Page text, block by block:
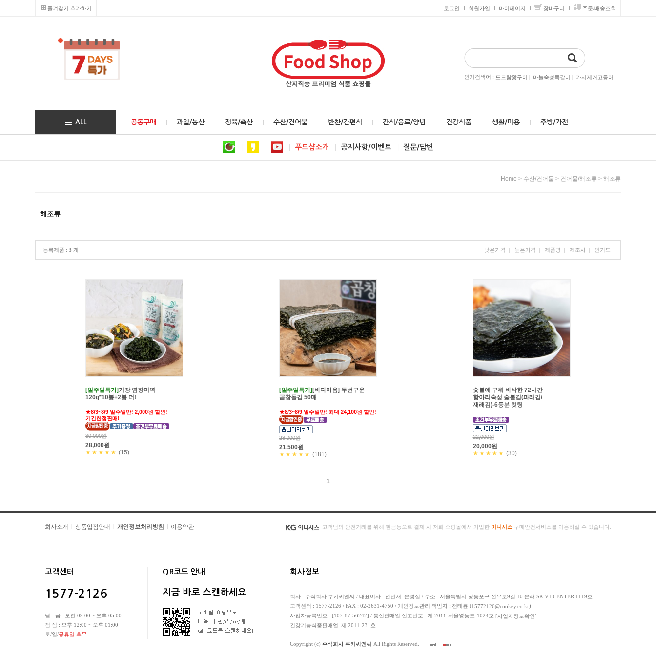
즐겨찾기 추가하기 로그인 회원가입 마이페이지 장바구니 주문/배송조회
인기검색어 : 도드람왕구이 | 마늘숙성쪽갈비 | 가시제거고등어
ALL 공동구매 과일/농산 정육/축산 수산/건어물 반찬/간편식 간식/음료/양념 건강식품 생활/미용 주방/가전
푸드샵소개 공지사항/이벤트 질문/답변
Home > 수산/건어물 > 건어물/해조류 > 해조류
해조류
등록제품 : 3 개 낮은가격 높은가격 제품명 제조사 인기도
[일주일특가]기장 염장미역
120g*10봉+2봉 더!
★8/3~8/9 일주일만! 2,000원 할인!
기간한정판매!
30,000원
28,000원
★★★★★ (15)
[일주일특가] [바다마음] 두번구운
곱창돌김 50매
★8/3~8/9 일주일만! 최대 24,100원 할인!
28,000원
21,500원
★★★★★ (181)
숯불에 구워 바삭한 72시간
항아리숙성 숯불김(파래김/
재래김)-6등분 컷팅
22,000원
20,000원
★★★★★ (30)
1
회사소개 상품입점안내 개인정보처리방침 이용약관 고객님의 안전거래를 위해 현금등으로 결제 시 저희 쇼핑몰에서 가입한 이니시스 구매안전서비스를 이용하실 수 있습니다.
고객센터
1577-2126
월 - 금 : 오전 09:00 ~ 오후 05:00
점 심 : 오후 12:00 ~ 오후 01:00
토/일/공휴일 휴무
QR코드 안내
지금 바로 스캔하세요
회사정보
회사 : 주식회사 쿠키씨엔씨 / 대표이사 : 안민재, 문성실 / 주소 : 서울특별시 영등포구 선유로9길 10 문래 SK V1 CENTER 1119호
고객센터 : 1577-2126 / FAX : 02-2631-4750 / 개인정보관리 책임자 : 전태륜 (15772126@cookey.co.kr)
사업자등록번호 : [107-87-56242] / 통신판매업 신고번호 : 제 2011-서울영등포-1024호 [사업자정보확인]
건강기능식품판매업: 제 2011-231호
Copyright (c) 주식회사 쿠키씨엔씨 All Rights Reserved.